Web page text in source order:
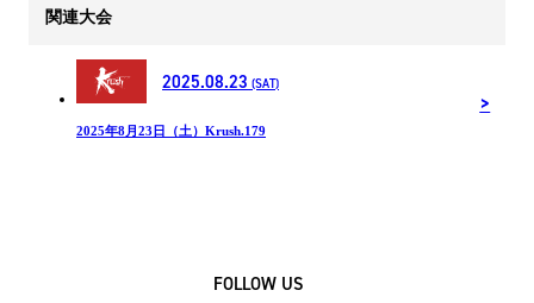
関連大会
2025.08.23 (SAT)
2025年8月23日（土）Krush.179
FOLLOW US